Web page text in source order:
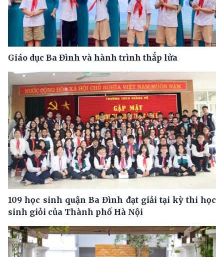
Giáo dục Ba Đình và hành trình thắp lửa
109 học sinh quận Ba Đình đạt giải tại kỳ thi học
sinh giỏi của Thành phố Hà Nội